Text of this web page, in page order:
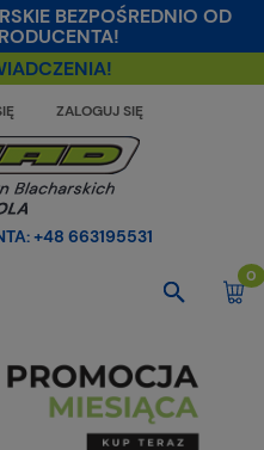
BEZPOŚREDNIO OD
ZALOGUJ SIĘ
+48 663195531